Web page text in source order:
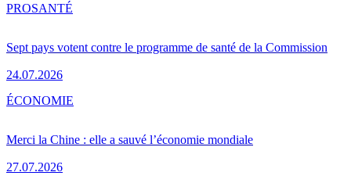
Sept pays votent contre le programme de santé de la Commission
24.07.2026
PROSANTÉ
Merci la Chine : elle a sauvé l’économie mondiale
27.07.2026
ÉCONOMIE